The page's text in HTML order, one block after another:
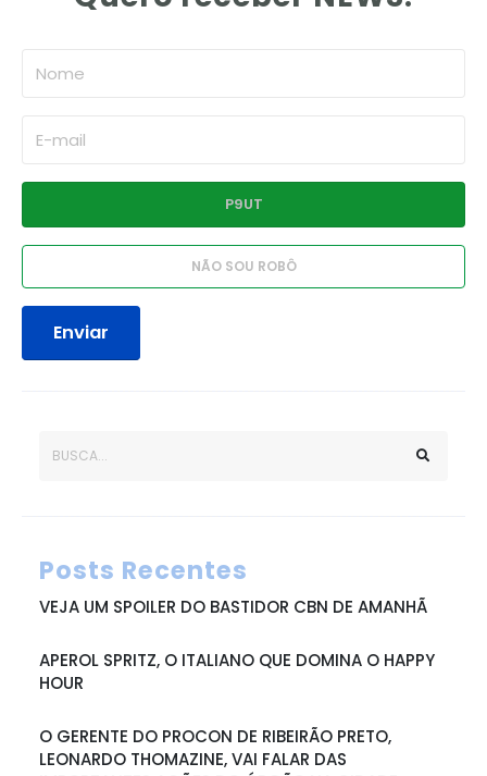
Enviar
Posts Recentes
VEJA UM SPOILER DO BASTIDOR CBN DE AMANHÃ
APEROL SPRITZ, O ITALIANO QUE DOMINA O HAPPY
HOUR
O GERENTE DO PROCON DE RIBEIRÃO PRETO,
LEONARDO THOMAZINE, VAI FALAR DAS